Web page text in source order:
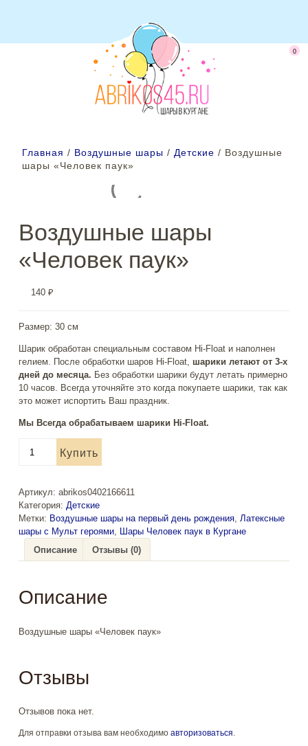
0
Главная / Воздушные шары / Детские / Воздушные
шары «Человек паук»
Воздушные шары
«Человек паук»
140 ₽
Размер: 30 см
Шарик обработан специальным составом Hi-Float и наполнен
гелием. После обработки шаров Hi-Float, шарики летают от 3-х
дней до месяца. Без обработки шарики будут летать примерно
10 часов. Всегда уточняйте это когда покупаете шарики, так как
это может испортить Ваш праздник.
Мы Всегда обрабатываем шарики Hi-Float.
товара
"Человек
паук"
Купить
Артикул: abrikos0402166611
Категория: Детские
Метки: Воздушные шары на первый день рождения, Латексные
шары с Мульт героями, Шары Человек паук в Кургане
Описание
Отзывы (0)
Описание
Воздушные шары «Человек паук»
Отзывы
Отзывов пока нет.
Для отправки отзыва вам необходимо авторизоваться.